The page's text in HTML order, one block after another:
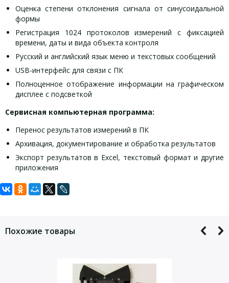
Оценка степени отклонения сигнала от синусоидальной
формы
Регистрация 1024 протоколов измерений с фиксацией
времени, даты и вида объекта контроля
Русский и английский язык меню и текстовых сообщений
USB-интерфейс для связи с ПК
Полноценное отображение информации на графическом
дисплее с подсветкой
Сервисная компьютерная программа:
Перенос результатов измерений в ПК
Архивация, документирование и обработка результатов
Экспорт результатов в Excel, текстовый формат и другие
приложения
Виброметр ВИСТ-2.4 характеристики:
Диапазон измерения виброскорости, мм/с
0,1…200
и амплитуды / частоты , %:
Габаритные размеры электронного блока, мм
Виброметр ВИСТ-2.4 комплект поставки:
Датчик виброускорения с магнитной платформой
Виброметр ВИСТ-2.4 принадлежности:
Задать вопрос
Похожие товары